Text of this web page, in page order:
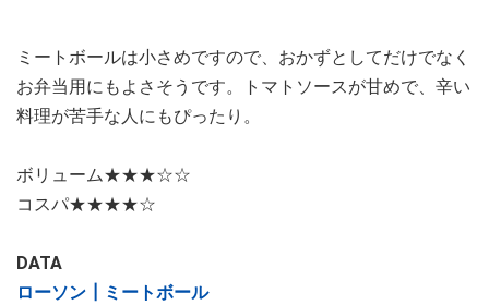
ミートボールは小さめですので、おかずとしてだけでなく
お弁当用にもよさそうです。トマトソースが甘めで、辛い
料理が苦手な人にもぴったり。
ボリューム★★★☆☆
コスパ★★★★☆
DATA
ローソン┃ミートボール